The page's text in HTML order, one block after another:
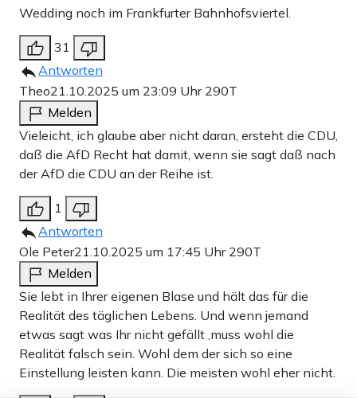
Wedding noch im Frankfurter Bahnhofsviertel.
31
Antworten
Theo21.10.2025 um 23:09 Uhr 290T
Melden
Vieleicht, ich glaube aber nicht daran, ersteht die CDU,
daß die AfD Recht hat damit, wenn sie sagt daß nach
der AfD die CDU an der Reihe ist.
1
Antworten
Ole Peter21.10.2025 um 17:45 Uhr 290T
Melden
Sie lebt in Ihrer eigenen Blase und hält das für die
Realität des täglichen Lebens. Und wenn jemand
etwas sagt was Ihr nicht gefällt ,muss wohl die
Realität falsch sein. Wohl dem der sich so eine
Einstellung leisten kann. Die meisten wohl eher nicht.